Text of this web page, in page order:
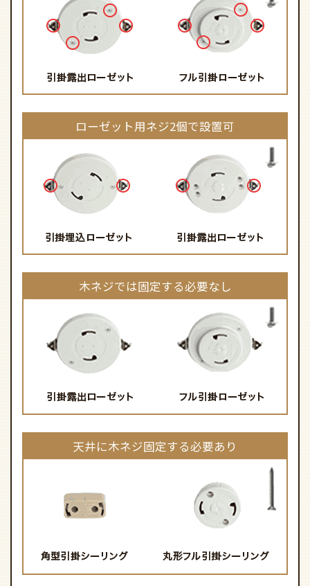
ローゼット用ネジ2個で設置可
木ネジでは固定する必要なし
天井に木ネジ固定する必要あり